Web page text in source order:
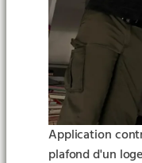
Application
plafond d'un